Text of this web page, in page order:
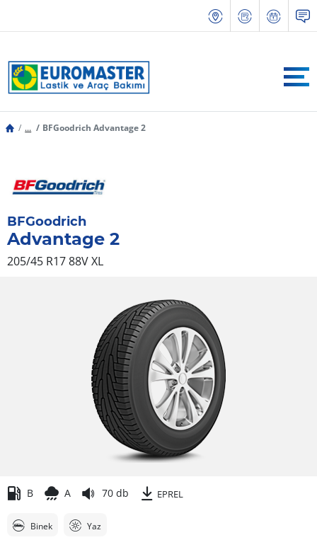
... BFGoodrich Advantage 2
BFGoodrich
Advantage 2
205/45 R17 88VXL
B A 70 db EPREL
Binek Yaz